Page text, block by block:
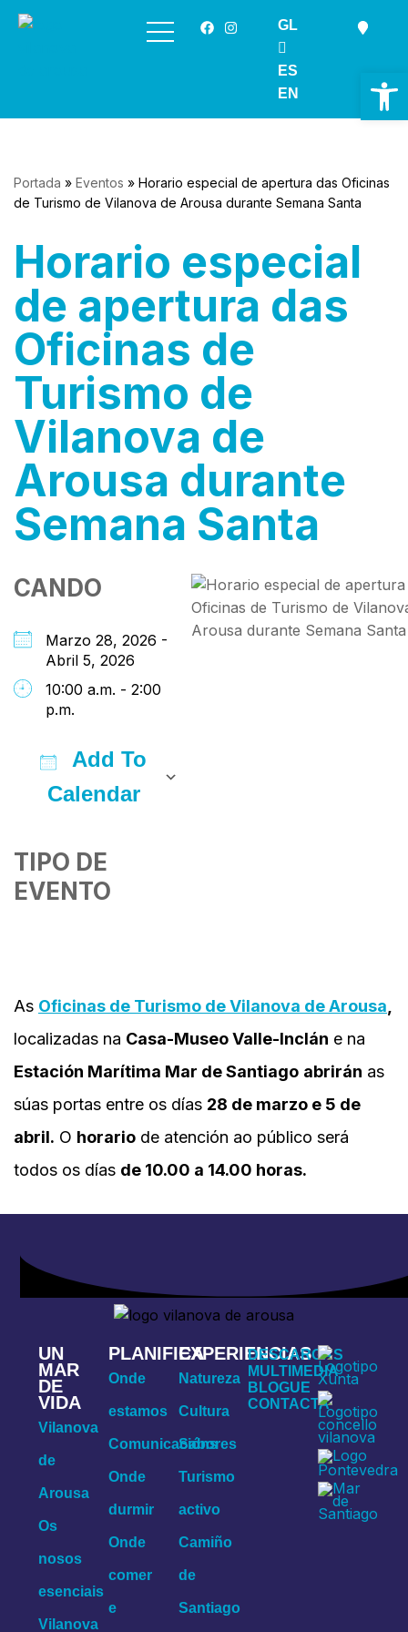
GL
ES
EN
Portada » Eventos » Horario especial de apertura das Oficinas
de Turismo de Vilanova de Arousa durante Semana Santa
Horario especial
de apertura das
Oficinas de
Turismo de
Vilanova de
Arousa durante
Semana Santa
CANDO
Marzo 28, 2026 -
Abril 5, 2026
10:00 a.m. - 2:00
p.m.
Add To
Calendar
As Oficinas de Turismo de Vilanova de Arousa
localizadas na Casa-Museo Valle-Inclán e na
Estación Marítima Mar de Santiago abrirán as
súas portas entre os días 28 de marzo e 5 de
abril. O horario de atención ao público será
todos os días de 10.00 a 14.00 horas.
UN
MAR
DE
VIDA
Vilanova
de
Arousa
Os
nosos
esenciais
Vilanova
PLANIFICA
Onde
estamos
Comunicacións
Onde
durmir
Onde
comer
e
EXPERIENCIAS
Natureza
Cultura
Sabores
Turismo
activo
Camiño
de
Santiago
DESCARGAS
MULTIMEDIA
BLOGUE
CONTACTA